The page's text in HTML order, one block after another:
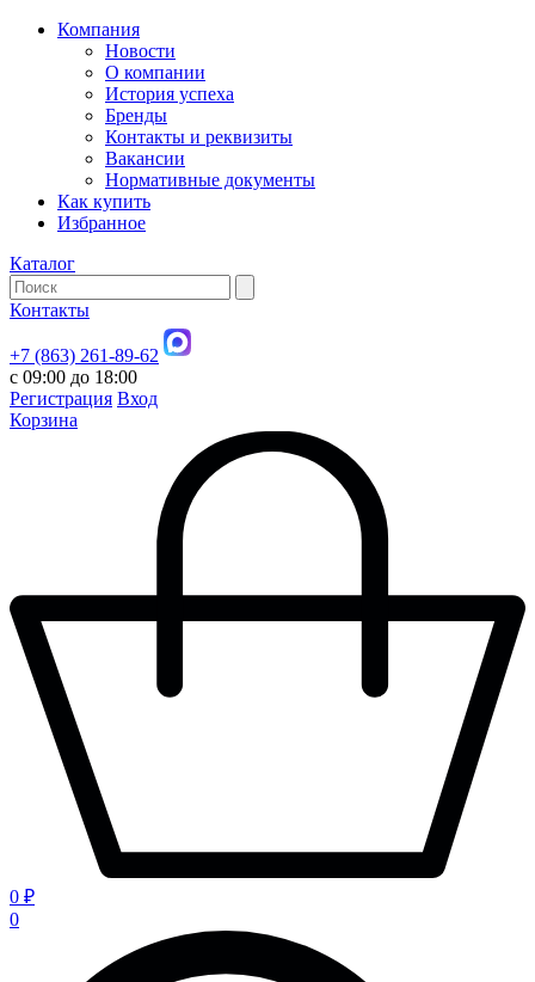
Компания
Новости
О компании
История успеха
Бренды
Контакты и реквизиты
Вакансии
Нормативные документы
Как купить
Избранное
Каталог
Контакты
+7 (863) 261-89-62
с 09:00 до 18:00
Регистрация Вход
Корзина
0 ₽
0